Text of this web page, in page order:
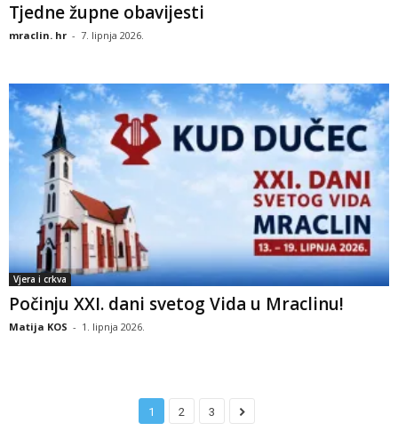
Tjedne župne obavijesti
mraclin. hr - 7. lipnja 2026.
Vjera i crkva
Počinju XXI. dani svetog Vida u Mraclinu!
Matija KOS - 1. lipnja 2026.
1 2 3